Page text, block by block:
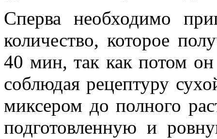
Сперва необходимо
количество, которое
40 мин, так как потом он
соблюдая рецептуру
миксером до полного
подготовленную и